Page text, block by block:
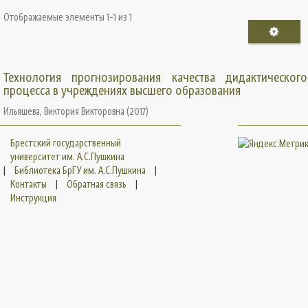
Отображаемые элементы 1-1 из 1
Технология прогнозирования качества дидактического
процесса в учреждениях высшего образования
Ильяшева, Виктория Викторовна (2017)
Брестский государственный
университет им. А.С.Пушкина
|
Библиотека БрГУ им. А.С.Пушкина
|
Контакты
| Обратная связь
|
Инструкция